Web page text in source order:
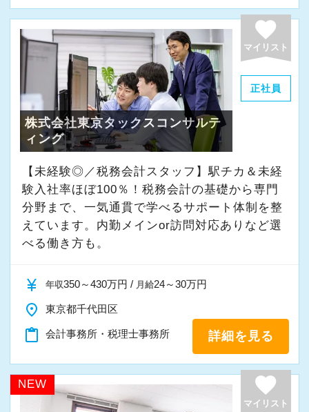
経験やスキルももちろん重要ですが、それ以上
に周囲への思いやりや感謝の気持ちを持ち、誠
実に仕事へ向き合える方と一緒に働きたいと考
えています。
・素直な姿勢で新しいことを学べる方
・周囲と協力しながら業務を進められる方
・お客様や仲間に対して誠実に対応できる方
・成長意欲を持ち、前向きにチャレンジできる
方
また、当事務所ではDX化や業務改善などにも積
「まずはやってみる」
「新しいことにも前向きに挑戦してみる」
そんな姿勢をお持ちの方であれば、経験を活か
しながらさらに成長できる環境です。
一緒に学び、成長しながら、お客様のお役に立
favorite
マイリスト
正社員
株式会社東京タックスコンサルテ
ィング
【未経験◎／税務会計スタッフ】駅チカ＆未経
験入社率ほぼ100％！税務会計の基礎から専門
分野まで、一気通貫で学べるサポート体制を整
えています。内勤メインor訪問対応ありなど選
べる働き方も。
currency_yen 年収350～430万円 / 月給24～30万円
place 東京都千代田区
content_paste 会計事務所・税理士事務所 詳細を見る
NEW favorite
マイリスト